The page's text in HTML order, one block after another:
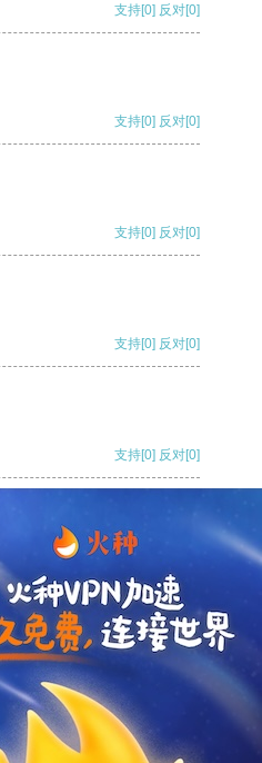
支持[0] 反对[0]
支持[0] 反对[0]
支持[0] 反对[0]
支持[0] 反对[0]
支持[0] 反对[0]
反对